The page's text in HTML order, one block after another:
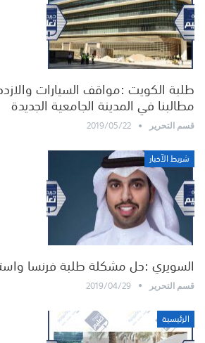
طلبة الكويت :مواقف السيارات
مطالبنا في المدينة الجامعية الجديدة
قسم التحرير 2019/05/22
شريط الآخبار
السويري :حل مشكلة طلبة فرنسا
قسم التحرير 2019/04/29
الرئيسية